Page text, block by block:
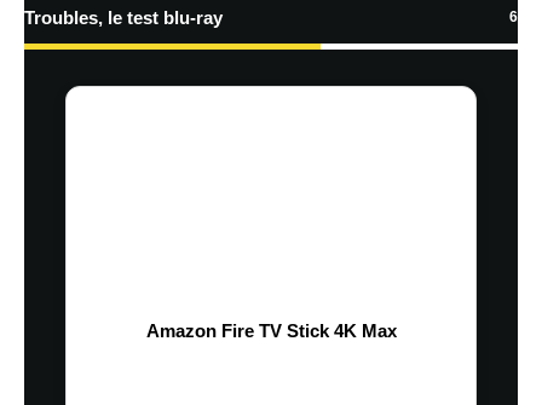
Troubles, le test blu-ray 6
Amazon Fire TV Stick 4K Max